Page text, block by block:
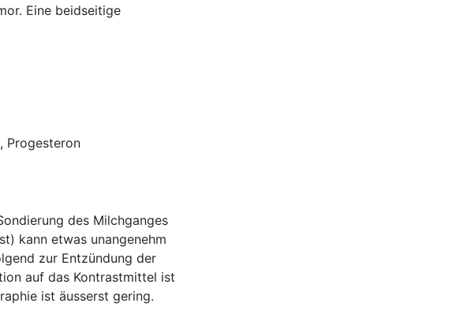
Eine beidseitige
Progesteron
des Milchganges
kann etwas unangenehm
zur Entzündung der
auf das Kontrastmittel ist
ist äusserst gering.